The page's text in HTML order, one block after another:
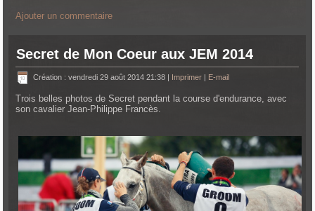
Ajouter un commentaire
Secret de Mon Coeur aux JEM 2014
Création : vendredi 29 août 2014 21:38 | Imprimer | E-mail
Trois belles photos de Secret pendant la course d'endurance, avec
son cavalier Jean-Philippe Francès.